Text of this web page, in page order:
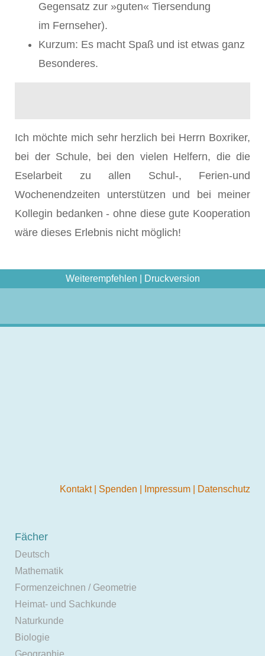
Gegensatz zur »guten« Tiersendung
im Fernseher).
Kurzum: Es macht Spaß und ist etwas ganz
Besonderes.
Ich möchte mich sehr herzlich bei Herrn Boxriker,
bei der Schule, bei den vielen Helfern, die die
Eselarbeit zu allen Schul-, Ferien-und
Wochenendzeiten unterstützen und bei meiner
Kollegin bedanken - ohne diese gute Kooperation
wäre dieses Erlebnis nicht möglich!
Weiterempfehlen Druckversion
Kontakt Spenden Impressum Datenschutz
Fächer
Deutsch
Mathematik
Formenzeichnen / Geometrie
Heimat- und Sachkunde
Naturkunde
Biologie
Geographie